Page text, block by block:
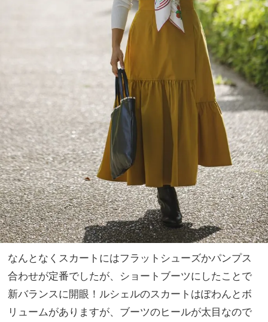
なんとなくスカートにはフラットシューズかパンプス
合わせが定番でしたが、ショートブーツにしたことで
新バランスに開眼！ルシェルのスカートはぽわんとボ
リュームがありますが、ブーツのヒールが太目なので